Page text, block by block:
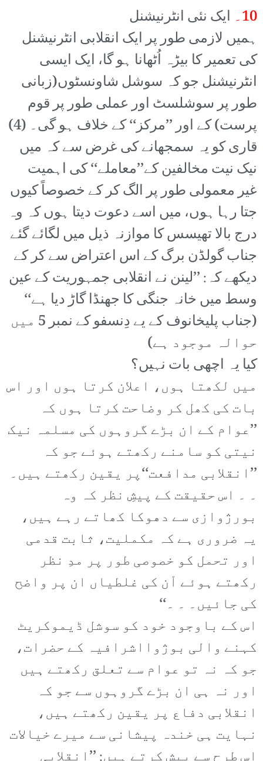
10۔ ایک نئی انٹرنیشنل
ہمیں لازمی طور پر ایک انقلابی انٹرنیشنل
کی تعمیر کا بیڑہ اُٹھانا ہو گا، ایک ایسی
انٹرنیشنل جو کہ سوشل شاونسٹوں(زبانی
طور پر سوشلسٹ اور عملی طور پر قوم
پرست) کے اور ’’مرکز‘‘ کے خلاف ہو گی۔ (4)
قاری کو یہ سمجھانے کی غرض سے کہ میں
نیک نیت مخالفین کے’’معاملے‘‘ کی اہمیت
غیر معمولی طور پر الگ کر کے خصوصاً کیوں
جتا رہا ہوں، میں اسے دعوت دیتا ہوں کہ وہ
درج بالا تھیسس کا موازنہ ذیل میں لگائے گئے
جناب گولڈن برگ کے اس اعتراض سے کر کے
دیکھے کہ: ’’لینن نے انقلابی جمہوریت کے عین
وسط میں خانہ جنگی کا جھنڈا گاڑ دیا ہے‘‘
(جناب پلیخانوف کے یے دِنسفو کے نمبر 5 میں
حوالہ موجود ہے)
کیا یہ اچھی بات نہیں؟
میں لکھتا ہوں، اعلان کرتا ہوں اور اس
بات کی کھل کر وضاحت کرتا ہوں کہ
’’عوام کے ان بڑے گروہوں کی مسلمہ نیک
نیتی کو سامنے رکھتے ہوئے جو کہ
’’انقلابی مدافعت‘‘پر یقین رکھتے ہیں۔
۔ ۔ اس حقیقت کے پیشِ نظر کہ وہ
بورژوازی سے دھوکا کھاتے رہے ہیں،
یہ ضروری ہے کہ مکملیت، ثابت قدمی
اور تحمل کو خصوصی طور پر مدِ نظر
رکھتے ہوئے اْن کی غلطیاں ان پر واضح
کی جائیں۔ ۔ ۔‘‘
اس کے باوجود خود کو سوشل ڈیموکریٹ
کہنے والی بوژوااشرافیہ کے حضرات،
جو کہ نہ تو عوام سے تعلق رکھتے ہیں
اور نہ ہی ان بڑے گروہوں سے جو کہ
انقلابی دفاع پر یقین رکھتے ہیں،
نہایت ہی خندہ پیشانی سے میرے خیالات